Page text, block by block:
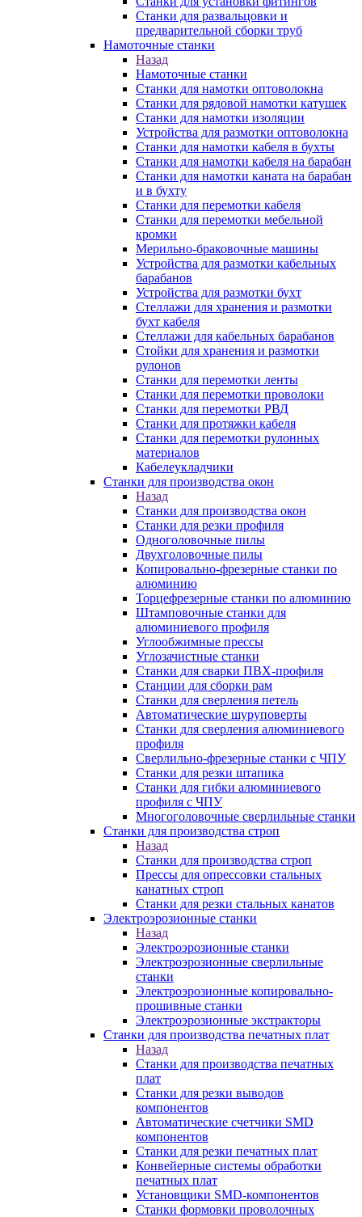
Станки для развальцовки и
предварительной сборки труб
Намоточные станки
Назад
Намоточные станки
Станки для намотки оптоволокна
Станки для рядовой намотки катушек
Станки для намотки изоляции
Устройства для размотки оптоволокна
Станки для намотки кабеля в бухты
Станки для намотки кабеля на барабан
Станки для намотки каната на барабан
и в бухту
Станки для перемотки кабеля
Станки для перемотки мебельной
кромки
Мерильно-браковочные машины
Устройства для размотки кабельных
барабанов
Устройства для размотки бухт
Стеллажи для хранения и размотки
бухт кабеля
Стеллажи для кабельных барабанов
Стойки для хранения и размотки
рулонов
Станки для перемотки ленты
Станки для перемотки проволоки
Станки для перемотки РВД
Станки для протяжки кабеля
Станки для перемотки рулонных
материалов
Кабелеукладчики
Станки для производства окон
Назад
Станки для производства окон
Станки для резки профиля
Одноголовочные пилы
Двухголовочные пилы
Копировально-фрезерные станки по
алюминию
Торцефрезерные станки по алюминию
Штамповочные станки для
алюминиевого профиля
Углообжимные прессы
Углозачистные станки
Станки для сварки ПВХ-профиля
Станции для сборки рам
Станки для сверления петель
Автоматические шуруповерты
Станки для сверления алюминиевого
профиля
Сверлильно-фрезерные станки с ЧПУ
Станки для резки штапика
Станки для гибки алюминиевого
профиля с ЧПУ
Многоголовочные сверлильные станки
Станки для производства строп
Назад
Станки для производства строп
Прессы для опрессовки стальных
канатных строп
Станки для резки стальных канатов
Электроэрозионные станки
Назад
Электроэрозионные станки
Электроэрозионные сверлильные
станки
Электроэрозионные копировально-
прошивные станки
Электроэрозионные экстракторы
Станки для производства печатных плат
Назад
Станки для производства печатных
плат
Станки для резки выводов
компонентов
Автоматические счетчики SMD
компонентов
Станки для резки печатных плат
Конвейерные системы обработки
печатных плат
Установщики SMD-компонентов
Станки формовки проволочных